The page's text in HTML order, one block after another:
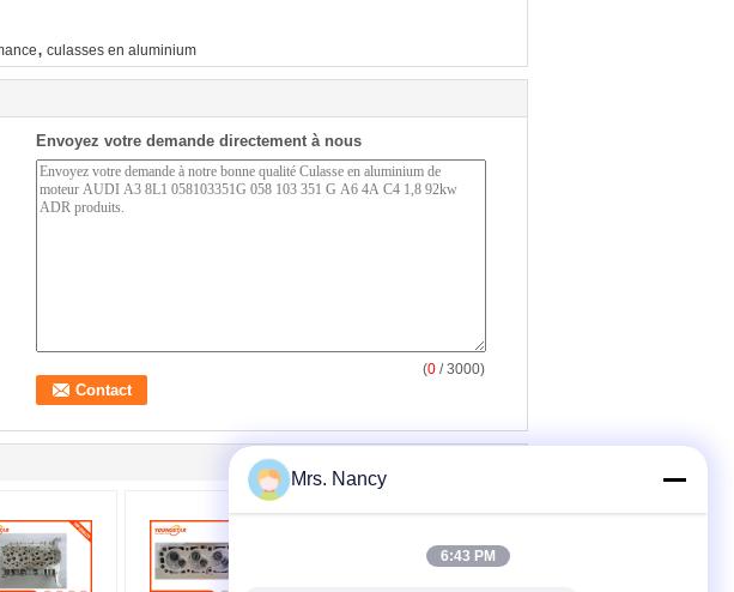
, culasses en aluminium
Envoyez votre demande directement à nous
(0 / 3000)
Mrs. Nancy
6:43 PM